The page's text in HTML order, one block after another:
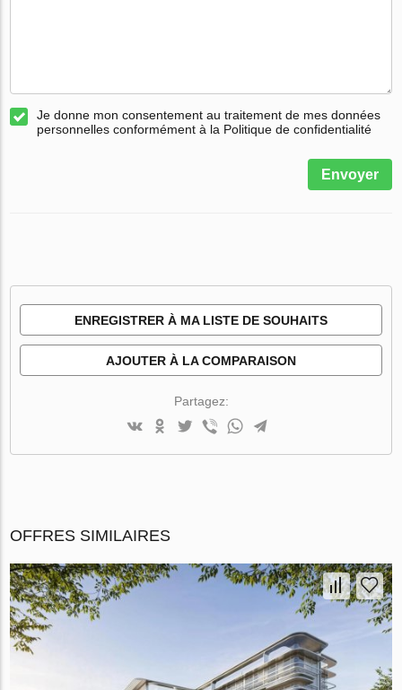
Je donne mon consentement au traitement de mes données
personnelles conformément à la Politique de confidentialité
Envoyer
ENREGISTRER À MA LISTE DE SOUHAITS
AJOUTER À LA COMPARAISON
Partagez:
OFFRES SIMILAIRES